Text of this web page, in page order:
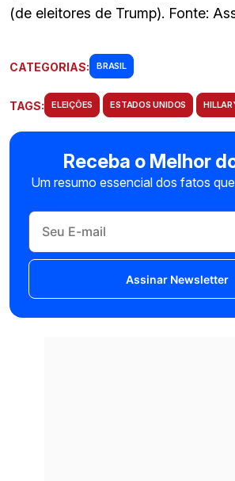
(de eleitores de Trump). Fonte:
CATEGORIAS: BRASIL
TAGS: ELEIÇÕES ESTADOS UNIDOS
Receba o Melhor
Um resumo essencial dos fatos
Assinar Newsletter